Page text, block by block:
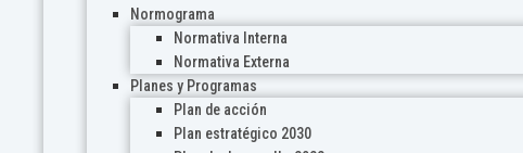
Normograma
Normativa Interna
Normativa Externa
Planes y Programas
Plan de acción
Plan estratégico 2030